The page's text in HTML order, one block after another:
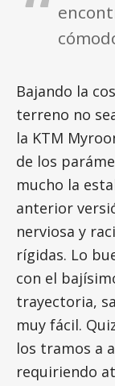
Bajando la
terreno no
la KTM
de los
mucho la
anterior
nerviosa y
rígidas. Lo
con el
trayectoria,
muy fácil.
los tramos a
requiriendo